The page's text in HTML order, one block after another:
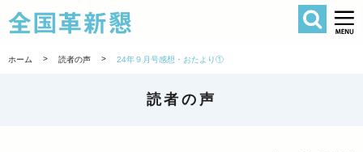
全国革新懇
検索
ホーム > 読者の声 > 24年９月号感想・おたより①
読者の声